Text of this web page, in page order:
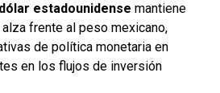
dólar estadounidense mantiene
frente al peso mexicano,
de política monetaria en
en los flujos de inversión